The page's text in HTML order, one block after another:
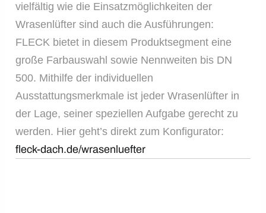
vielfältig wie die Einsatzmöglichkeiten der
Wrasenlüfter sind auch die Ausführungen:
FLECK bietet in diesem Produktsegment eine
große Farbauswahl sowie Nennweiten bis DN
500. Mithilfe der individuellen
Ausstattungsmerkmale ist jeder Wrasenlüfter in
der Lage, seiner speziellen Aufgabe gerecht zu
werden. Hier geht’s direkt zum Konfigurator:
fleck-dach.de/wrasenluefter